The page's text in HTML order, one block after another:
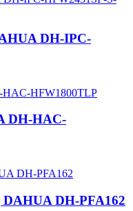
DH-IPC-
DH-HAC-
DAHUA DH-PFA162